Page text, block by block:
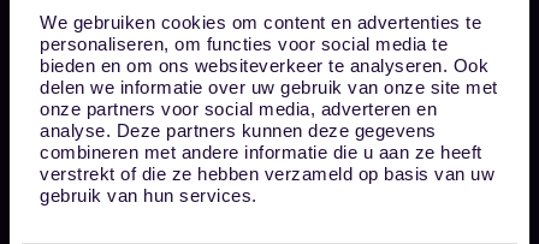
We gebruiken cookies om content en advertenties te
personaliseren, om functies voor social media te
bieden en om ons websiteverkeer te analyseren. Ook
delen we informatie over uw gebruik van onze site met
onze partners voor social media, adverteren en
analyse. Deze partners kunnen deze gegevens
combineren met andere informatie die u aan ze heeft
verstrekt of die ze hebben verzameld op basis van uw
gebruik van hun services.
Bel ons op 085 - 0161611
info@1box.nl
Volg ons